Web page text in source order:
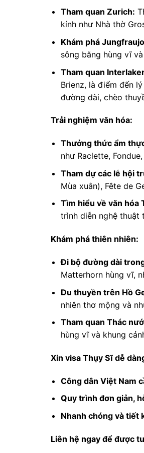
Tham quan Zurich:
kính như Nhà thờ
Khám phá
sông băng hùng vĩ
Tham quan
Brienz, là điểm đến
đường dài, chèo
Trải nghiệm văn hóa:
Thưởng thức ẩm
như Raclette,
Tham dự các lễ hội
Mùa xuân), Fête de
Tìm hiểu về văn hóa
trình diễn nghệ thuật
Khám phá thiên nhiên:
Đi bộ đường dài
Matterhorn hùng vĩ,
Du thuyền trên Hồ
nhiên thơ mộng và
Tham quan Thác
hùng vĩ và khung
Xin visa Thụy Sĩ dễ
Công dân Việt Nam
Quy trình đơn giản,
Nhanh chóng và tiết
Liên hệ ngay để được